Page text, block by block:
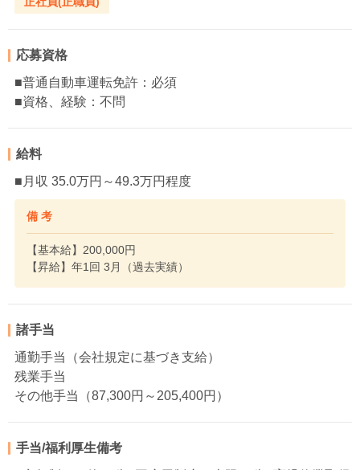
応募資格
■普通自動車運転免許：必須
■資格、経験：不問
給料
■月収 35.0万円～49.3万円程度
備 考
【基本給】200,000円
【昇給】年1回 3月（過去実績）
諸手当
通勤手当（会社規定に基づき支給）
残業手当
その他手当（87,300円～205,400円）
手当/福利厚生備考